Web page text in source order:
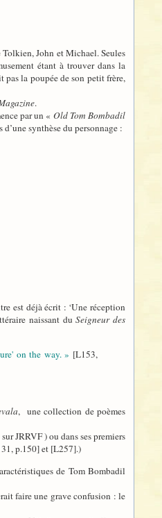
Tolkien, John et Michael. Seules
étant à trouver dans la
pas la poupée de son petit frère,
.
par un « Old Tom Bombadil
synthèse du personnage :
est déjà écrit : ‘Une réception
naissant duSeigneur des
on the way. » [L153,
, une collection de poèmes
sur JRRVF ) ou dans ses premiers
p.150] et [L257].)
de Tom Bombadil
faire une grave confusion : le